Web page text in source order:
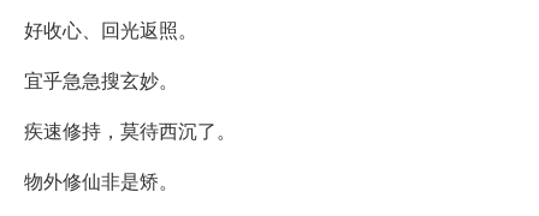
好收心、回光返照。
宜乎急急搜玄妙。
疾速修持，莫待西沉了。
物外修仙非是矫。